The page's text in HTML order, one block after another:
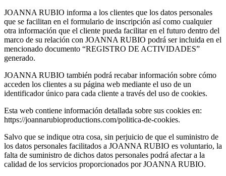
JOANNA RUBIO informa a los clientes que los datos personales
que se facilitan en el formulario de inscripción así como cualquier
otra información que el cliente pueda facilitar en el futuro dentro del
marco de su relación con JOANNA RUBIO podrá ser incluida en el
mencionado documento “REGISTRO DE ACTIVIDADES”
generado.
JOANNA RUBIO también podrá recabar información sobre cómo
acceden los clientes a su página web mediante el uso de un
identificador único para cada cliente a través del uso de cookies.
Esta web contiene información detallada sobre sus cookies en:
https://joannarubioproductions.com/politica-de-cookies.
Salvo que se indique otra cosa, sin perjuicio de que el suministro de
los datos personales facilitados a JOANNA RUBIO es voluntario, la
falta de suministro de dichos datos personales podrá afectar a la
calidad de los servicios proporcionados por JOANNA RUBIO.